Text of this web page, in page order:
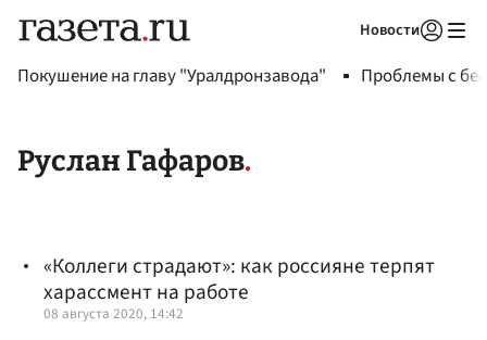
Новости
Покушение на главу "Уралдронзавода" Проблемы с
Руслан Гафаров
«Коллеги страдают»: как россияне терпят
харассмент на работе
08 августа 2020, 14:42